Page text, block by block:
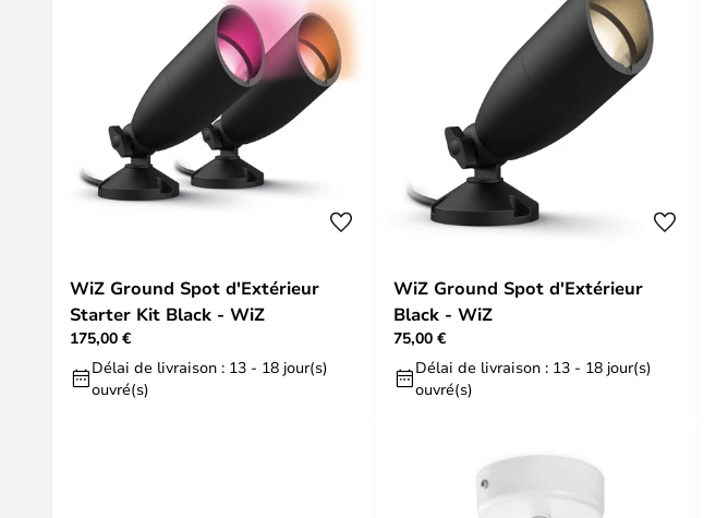
WiZ Ground Spot d'Extérieur
Starter Kit Black - WiZ
175,00 €
Délai de livraison : 13 - 18 jour(s)
ouvré(s)
WiZ Ground Spot d'Extérieur
Black - WiZ
75,00 €
Délai de livraison : 13 - 18 jour(s)
ouvré(s)